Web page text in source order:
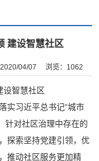
建设智慧社区
04/07 浏览： 1062
设智慧社区
实习近平总书记“城市
针对社区治理中存在的
探索坚持党建引领，优
推动社区服务更加精